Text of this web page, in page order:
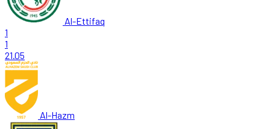
Al-Ettifaq
1
1
21.05
Al-Hazm